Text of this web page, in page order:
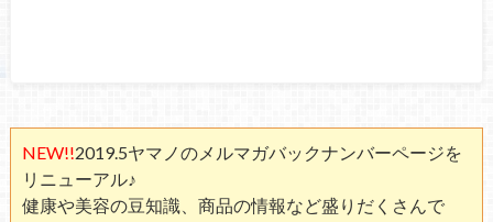
NEW!!2019.5ヤマノのメルマガバックナンバーページを
リニューアル♪
健康や美容の豆知識、商品の情報など盛りだくさんで